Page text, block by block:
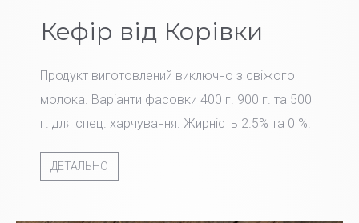
Кефір від Корівки
Продукт виготовлений виключно з свіжого
молока. Варіанти фасовки 400 г. 900 г. та 500
г. для спец. харчування. Жирність 2.5% та 0 %.
ДЕТАЛЬНО